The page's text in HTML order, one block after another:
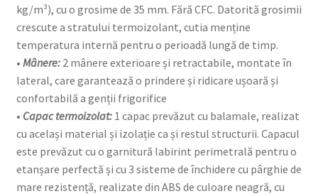
kg/m³), cu o grosime de 35 mm. Fără CFC. Datorită grosimii
crescute a stratului termoizolant, cutia menține
temperatura internă pentru o perioadă lungă de timp.
• Mânere:2 mânere exterioare și retractabile, montate în
lateral, care garantează o prindere și ridicare ușoară și
confortabilă a genții frigorifice
• Capac termoizolat:1 capac prevăzut cu balamale, realizat
cu același material și izolație ca și restul structurii. Capacul
este prevăzut cu o garnitură labirint perimetrală pentru o
etanșare perfectă și cu 3 sisteme de închidere cu pârghie de
mare rezistență, realizate din ABS de culoare neagră, cu